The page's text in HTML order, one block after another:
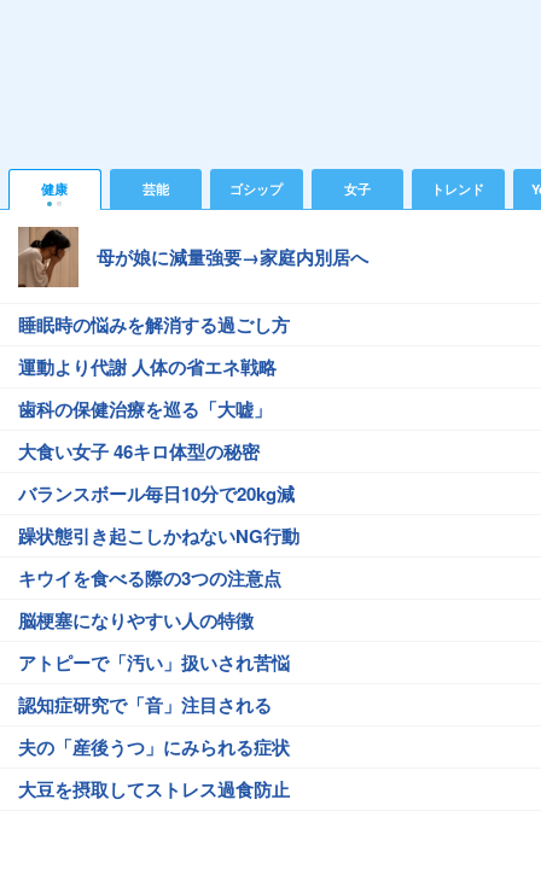
健康 芸能 ゴシップ 女子 トレンド
母が娘に減量強要→家庭内別居へ
睡眠時の悩みを解消する過ごし方
運動より代謝 人体の省エネ戦略
歯科の保健治療を巡る「大嘘」
大食い女子 46キロ体型の秘密
バランスボール毎日10分で20kg減
躁状態引き起こしかねないNG行動
キウイを食べる際の3つの注意点
脳梗塞になりやすい人の特徴
アトピーで「汚い」扱いされ苦悩
認知症研究で「音」注目される
夫の「産後うつ」にみられる症状
大豆を摂取してストレス過食防止